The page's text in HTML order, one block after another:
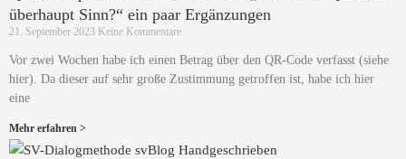
überhaupt Sinn?“ ein paar Ergänzungen
21. September 2023 Keine Kommentare
Vor zwei Wochen habe ich einen Betrag über den QR-Code verfasst (siehe
hier). Da dieser auf sehr große Zustimmung getroffen ist, habe ich hier
eine
Mehr erfahren >